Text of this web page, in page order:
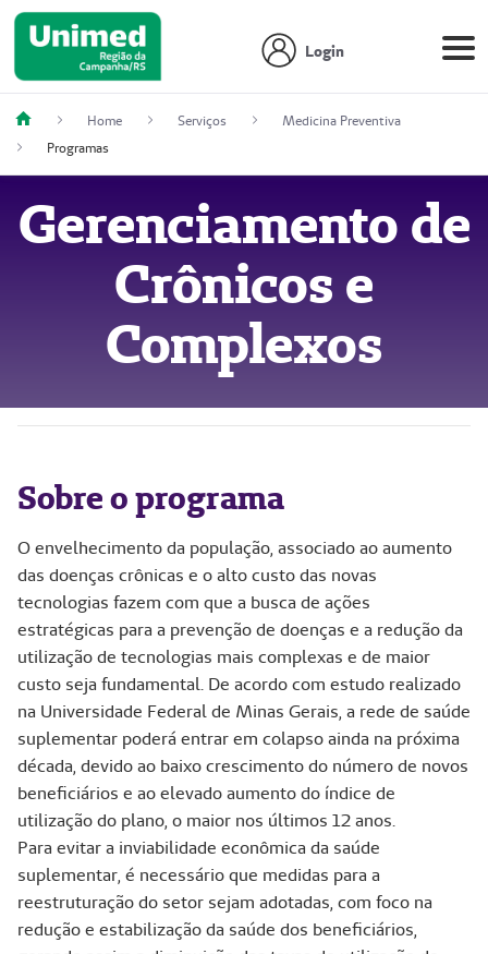
Login
Home Serviços
Medicina Preventiva
Programas
Gerenciamento de
Crônicos e
Complexos
Sobre o programa
O envelhecimento da população, associado ao aumento
das doenças crônicas e o alto custo das novas
tecnologias fazem com que a busca de ações
estratégicas para a prevenção de doenças e a redução da
utilização de tecnologias mais complexas e de maior
custo seja fundamental. De acordo com estudo realizado
na Universidade Federal de Minas Gerais, a rede de saúde
suplementar poderá entrar em colapso ainda na próxima
década, devido ao baixo crescimento do número de novos
beneficiários e ao elevado aumento do índice de
utilização do plano, o maior nos últimos 12 anos.
Para evitar a inviabilidade econômica da saúde
suplementar, é necessário que medidas para a
reestruturação do setor sejam adotadas, com foco na
redução e estabilização da saúde dos beneficiários,